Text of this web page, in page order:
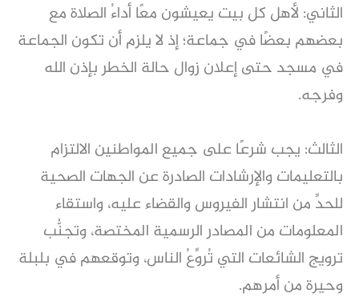
الثاني: لأهل كل بيت يعيشون معًا أداءُ الصلاة مع
بعضهم بعضًا في جماعة؛ إذ لا يلزم أن تكون الجماعة
في مسجد حتى إعلان زوال حالة الخطر بإذن الله
وفرجه.
الثالث: يجب شرعًا على جميع المواطنين الالتزام
بالتعليمات والإرشادات الصادرة عن الجهات الصحية
للحدِّ من انتشار الفيروس والقضاء عليه، واستقاء
المعلومات من المصادر الرسمية المختصة، وتجنُّب
ترويج الشائعات التي تُروِّعُ الناس، وتوقعهم في بلبلة
وحيرة من أمرهم.